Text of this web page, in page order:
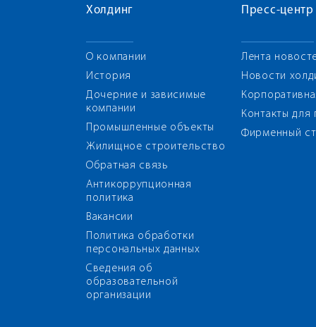
Холдинг
О компании
История
Дочерние и зависимые
компании
Промышленные объекты
Жилищное строительство
Обратная связь
Антикоррупционная
политика
Вакансии
Политика обработки
персональных данных
Сведения об
образовательной
организации
Пресс-центр
Лента
Новости
Контакты для
Фирменный